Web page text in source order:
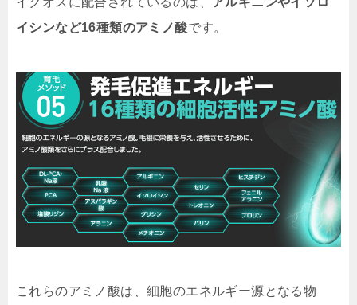
イシンなど16種類のアミノ酸です。
これらのアミノ酸は、細胞のエネルギー源となる物